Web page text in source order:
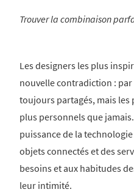
Trouver la combinaison
Les designers les plus
nouvelle contradiction :
toujours partagés, mais
plus personnels que
puissance de la
objets connectés et des
besoins et aux habitudes
leur intimité.